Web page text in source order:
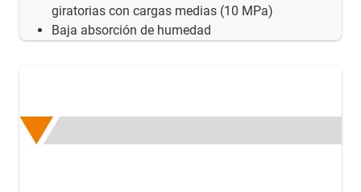
giratorias con cargas medias (10 MPa)
Baja absorción de humedad